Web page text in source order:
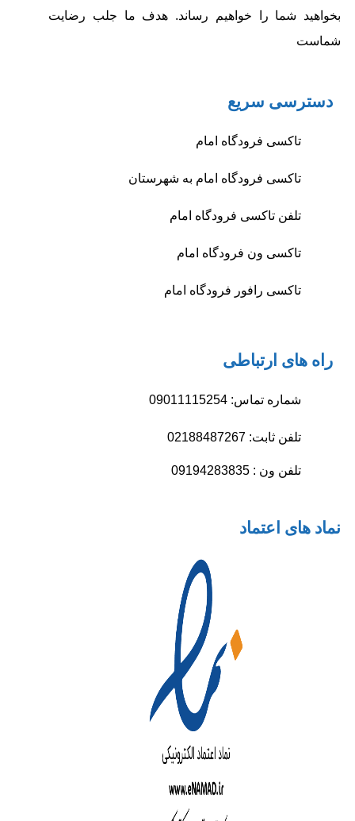
بخواهيد شما را خواهيم رساند. هدف ما جلب رضايت
شماست
دسترسی سریع
تاکسی فرودگاه امام
تاکسی فرودگاه امام به شهرستان
تلفن تاکسی فرودگاه امام
تاکسی ون فرودگاه امام
تاکسی رافور فرودگاه امام
راه های ارتباطی
شماره تماس: 09011115254
تلفن ثابت: 02188487267
تلفن ون : 09194283835
نماد های اعتماد